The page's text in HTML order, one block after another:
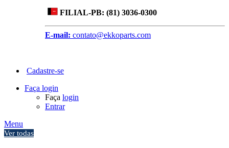
FILIAL-PB: (81) 3036-0300
E-mail: contato@ekkoparts.com
Cadastre-se
Faça login
Faça login
Entrar
Menu
Ver todas